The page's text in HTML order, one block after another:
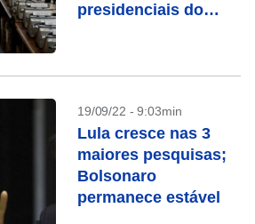
presidenciais do
19/09/22 - 9:03min
Lula cresce nas 3
maiores pesquisas;
Bolsonaro
permanece estável